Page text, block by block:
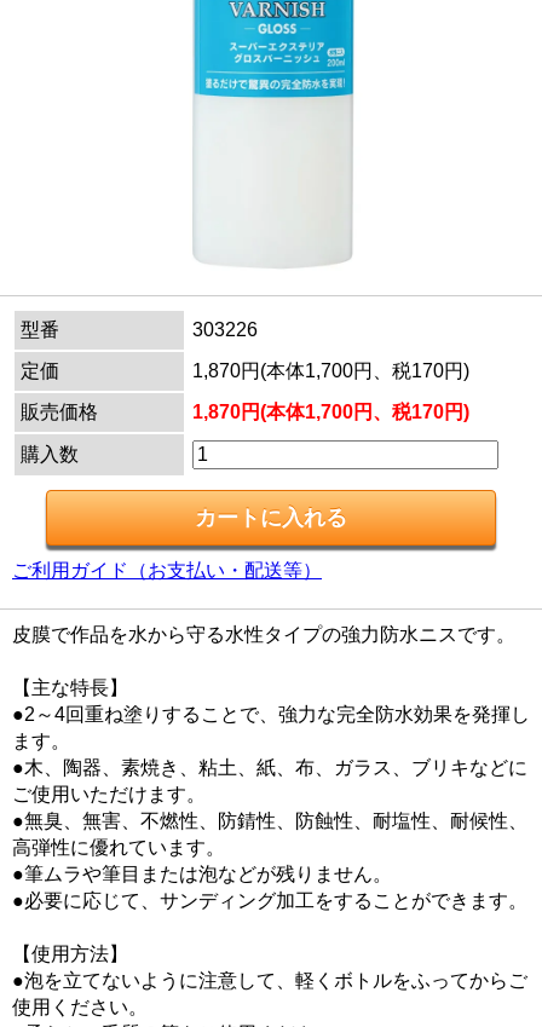
型番
303226
定価
1,870円(本体1,700円、税170円)
販売価格
1,870円(本体1,700円、税170円)
購入数
ご利用ガイド（お支払い・配送等）
皮膜で作品を水から守る水性タイプの強力防水ニスです。
【主な特長】
●2～4回重ね塗りすることで、強力な完全防水効果を発揮し
ます。
●木、陶器、素焼き、粘土、紙、布、ガラス、ブリキなどに
ご使用いただけます。
●無臭、無害、不燃性、防錆性、防蝕性、耐塩性、耐候性、
高弾性に優れています。
●筆ムラや筆目または泡などが残りません。
●必要に応じて、サンディング加工をすることができます。
【使用方法】
●泡を立てないように注意して、軽くボトルをふってからご
使用ください。